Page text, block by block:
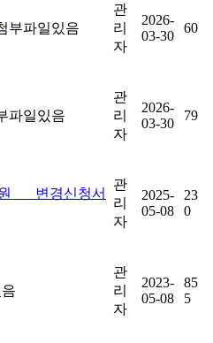
관
리
자
2026-
03-30
60
관
리
자
2026-
03-30
79
변경신청서
관
리
자
2025-
05-08
23
0
관
리
자
2023-
05-08
85
5